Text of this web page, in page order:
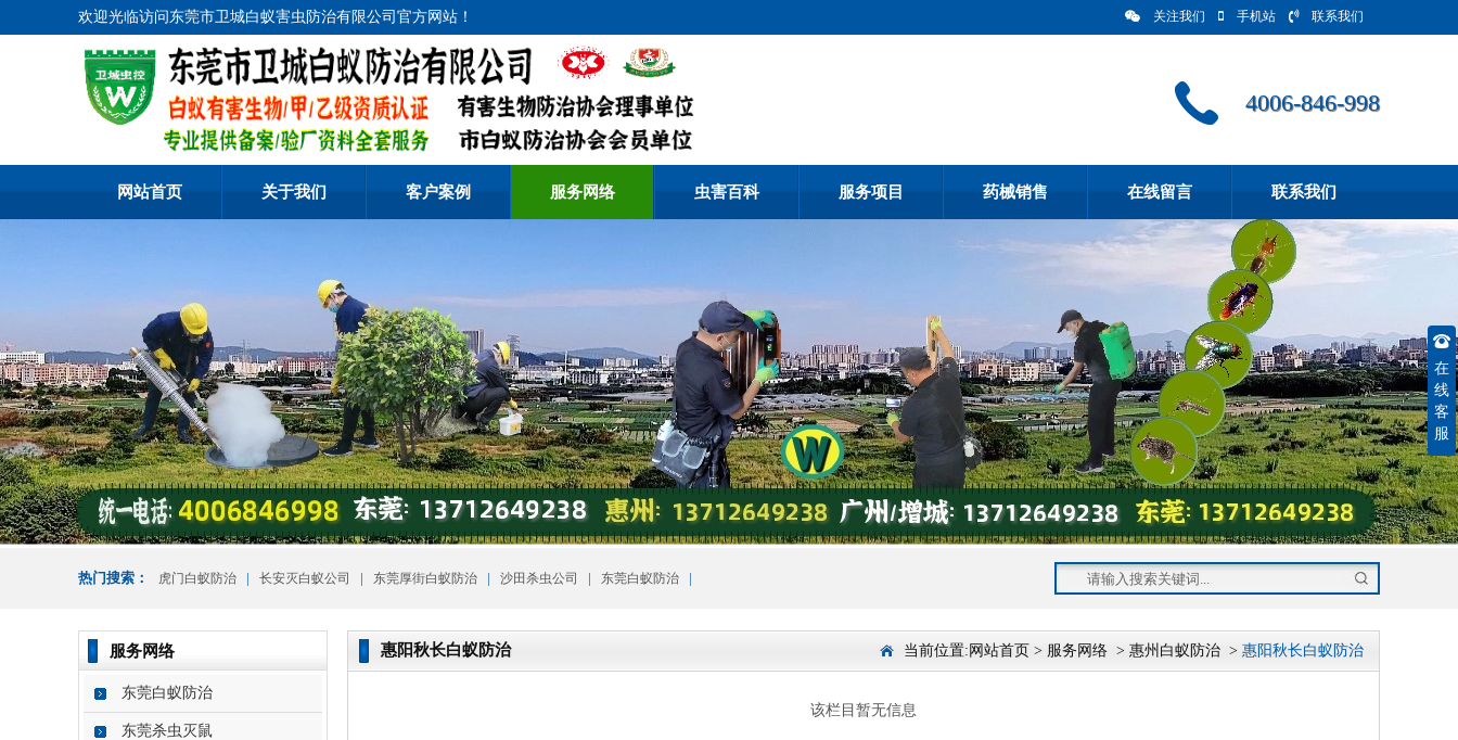
欢迎光临访问东莞市卫城白蚁害虫防治有限公司官方网站！ 关注我们 手机站 联系我们
4006-846-998
网站首页 关于我们 客户案例 服务网络 虫害百科 服务项目 药械销售 在线留言 联系我们
热门搜索： 虎门白蚁防治 | 长安灭白蚁公司 | 东莞厚街白蚁防治 | 沙田杀虫公司 | 东莞白蚁防治 |
服务网络
东莞白蚁防治
东莞杀虫灭鼠
惠阳秋长白蚁防治 当前位置: 网站首页 > 服务网络 > 惠州白蚁防治 > 惠阳秋长白蚁防治
该栏目暂无信息
在
线
客
服